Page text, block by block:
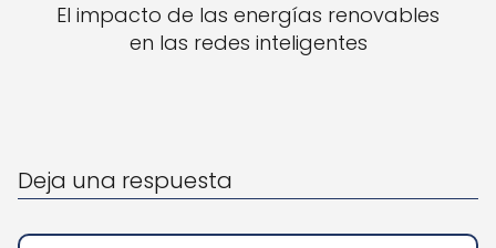
El impacto de las energías renovables
en las redes inteligentes
Deja una respuesta